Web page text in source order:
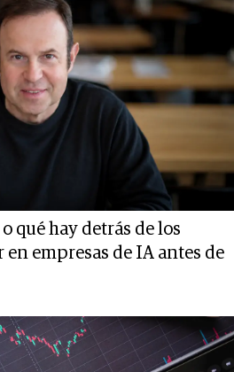
qué hay detrás de los
empresas de IA antes de